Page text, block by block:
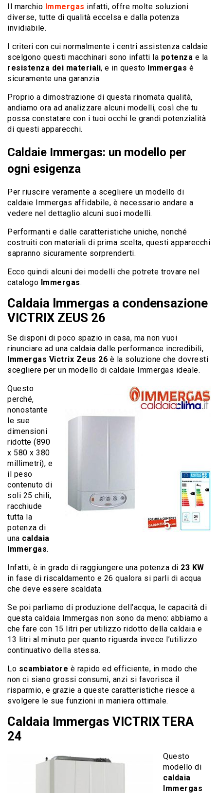
Il marchio Immergas infatti, offre molte soluzioni
diverse, tutte di qualità eccelsa e dalla potenza
invidiabile.
I criteri con cui normalmente i centri assistenza caldaie
scelgono questi macchinari sono infatti la potenza e la
resistenza dei materiali, e in questo Immergas è
sicuramente una garanzia.
Proprio a dimostrazione di questa rinomata qualità,
andiamo ora ad analizzare alcuni modelli, così che tu
possa constatare con i tuoi occhi le grandi potenzialità
di questi apparecchi.
Caldaie Immergas: un modello per
ogni esigenza
Per riuscire veramente a scegliere un modello di
caldaie Immergas affidabile, è necessario andare a
vedere nel dettaglio alcuni suoi modelli.
Performanti e dalle caratteristiche uniche, nonché
costruiti con materiali di prima scelta, questi apparecchi
sapranno sicuramente sorprenderti.
Ecco quindi alcuni dei modelli che potrete trovare nel
catalogo Immergas.
Caldaia Immergas a condensazione
VICTRIX ZEUS 26
Se disponi di poco spazio in casa, ma non vuoi
rinunciare ad una caldaia dalle performance incredibili,
Immergas Victrix Zeus 26 è la soluzione che dovresti
scegliere per un modello di caldaie Immergas ideale.
Questo
perché,
nonostante
le sue
dimensioni
ridotte (890
x 580 x 380
millimetri), e
il peso
contenuto di
soli 25 chili,
racchiude
tutta la
potenza di
una caldaia
Immergas.
Infatti, è in grado di raggiungere una potenza di 23 KW
in fase di riscaldamento e 26 qualora si parli di acqua
che deve essere scaldata.
Se poi parliamo di produzione dell’acqua, le capacità di
questa caldaia Immergas non sono da meno: abbiamo a
che fare con 15 litri per utilizzo ridotto della caldaia e
13 litri al minuto per quanto riguarda invece l’utilizzo
continuativo della stessa.
Lo scambiatore è rapido ed efficiente, in modo che
non ci siano grossi consumi, anzi si favorisca il
risparmio, e grazie a queste caratteristiche riesce a
svolgere le sue funzioni in maniera ottimale.
Caldaia Immergas VICTRIX TERA
24
Questo
modello di
caldaia
Immergas